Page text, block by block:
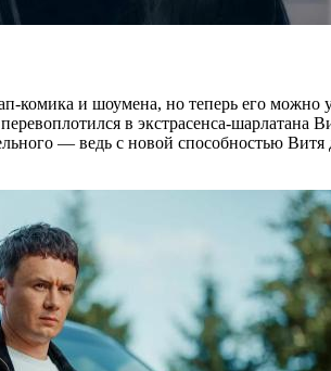
комика и шоумена, но теперь его
в экстрасенса-
— ведь с новой способностью